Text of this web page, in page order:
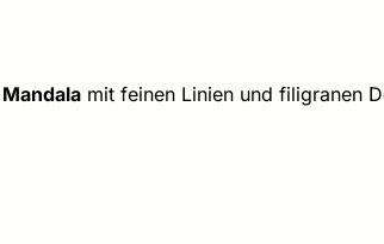
mit feinen Linien und filigranen